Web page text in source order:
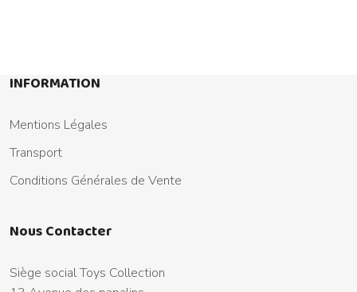
INFORMATION
Mentions Légales
Transport
Conditions Générales de Vente
Nous Contacter
Siège social Toys Collection